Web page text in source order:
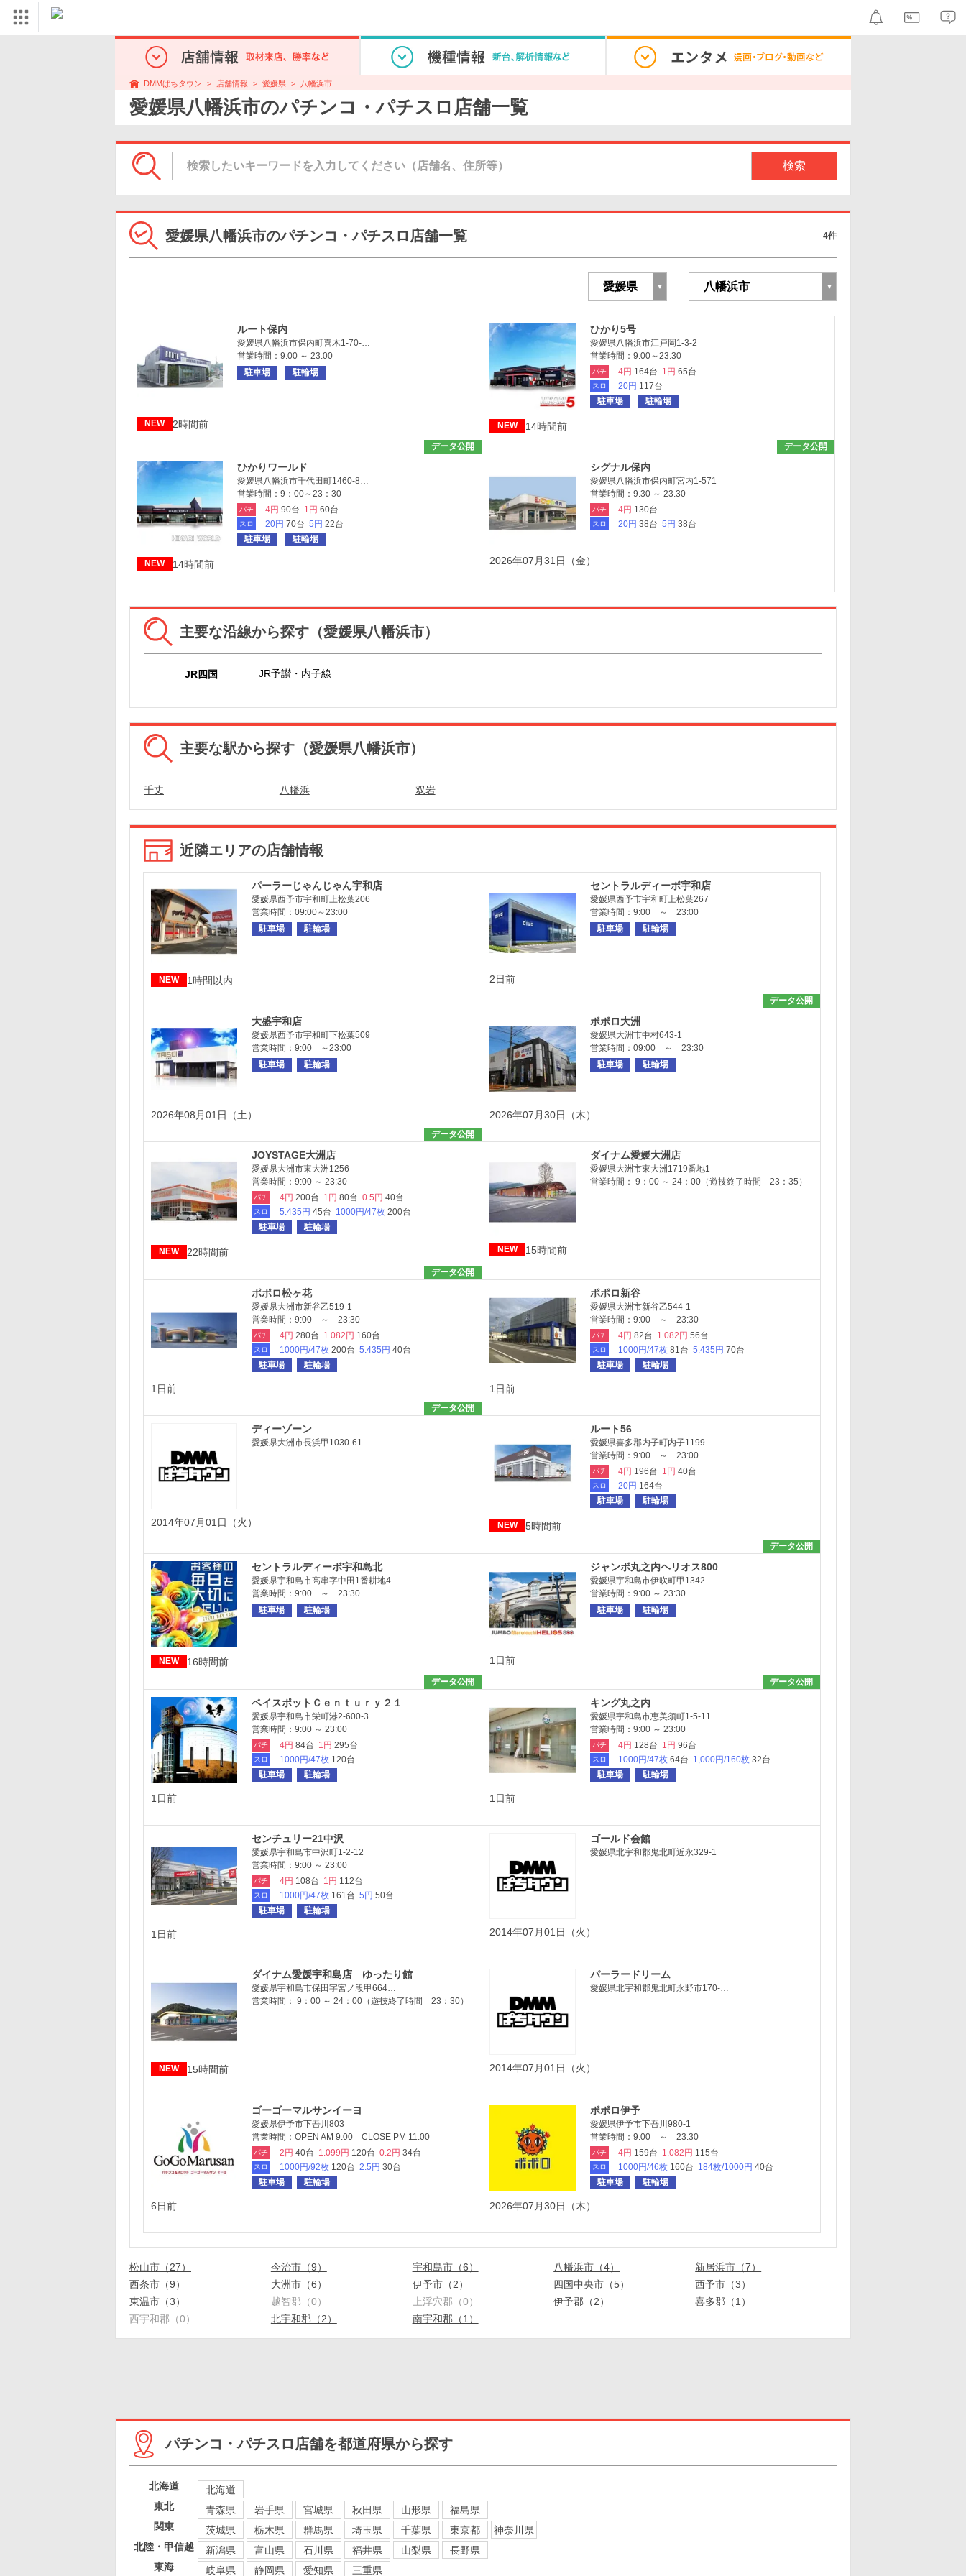
DMMぱちタウン 店舗情報 愛媛県 八幡浜市
愛媛県八幡浜市のパチンコ・パチスロ店舗一覧
検索
愛媛県八幡浜市のパチンコ・パチスロ店舗一覧 4件
ルート保内
愛媛県八幡浜市保内町喜木1-70-…
営業時間：9:00 ～ 23:00
駐車場
駐輪場
NEW 2時間前
データ公開
ひかり5号
愛媛県八幡浜市江戸岡1-3-2
営業時間：9:00～23:30
パチ 4円 164台 1円 65台
スロ 20円 117台
駐車場
駐輪場
NEW 14時間前
データ公開
ひかりワールド
愛媛県八幡浜市千代田町1460-8…
営業時間：9：00～23：30
パチ 4円 90台 1円 60台
スロ 20円 70台 5円 22台
駐車場
駐輪場
NEW 14時間前
シグナル保内
愛媛県八幡浜市保内町宮内1-571
営業時間：9:30 ～ 23:30
パチ 4円 130台
スロ 20円 38台 5円 38台
2026年07月31日（金）
主要な沿線から探す（愛媛県八幡浜市）
JR四国 JR予讃・内子線
主要な駅から探す（愛媛県八幡浜市）
千丈 八幡浜 双岩
近隣エリアの店舗情報
パーラーじゃんじゃん宇和店
愛媛県西予市宇和町上松葉206
営業時間：09:00～23:00
駐車場
駐輪場
NEW 1時間以内
セントラルディーボ宇和店
愛媛県西予市宇和町上松葉267
営業時間：9:00 ～ 23:00
駐車場
駐輪場
2日前
データ公開
大盛宇和店
愛媛県西予市宇和町下松葉509
営業時間：9:00 ～23:00
駐車場
駐輪場
2026年08月01日（土）
データ公開
ポポロ大洲
愛媛県大洲市中村643-1
営業時間：09:00 ～ 23:30
駐車場
駐輪場
2026年07月30日（木）
JOYSTAGE大洲店
愛媛県大洲市東大洲1256
営業時間：9:00 ～ 23:30
パチ 4円 200台 1円 80台 0.5円 40台
スロ 5.435円 45台 1000円/47枚 200台
駐車場
駐輪場
NEW 22時間前
データ公開
ダイナム愛媛大洲店
愛媛県大洲市東大洲1719番地1
営業時間： 9：00 ～ 24：00（遊技終了時間 23：35）
NEW 15時間前
ポポロ松ヶ花
愛媛県大洲市新谷乙519-1
営業時間：9:00 ～ 23:30
パチ 4円 280台 1.082円 160台
スロ 1000円/47枚 200台 5.435円 40台
駐車場
駐輪場
1日前
データ公開
ポポロ新谷
愛媛県大洲市新谷乙544-1
営業時間：9:00 ～ 23:30
パチ 4円 82台 1.082円 56台
スロ 1000円/47枚 81台 5.435円 70台
駐車場
駐輪場
1日前
ディーゾーン
愛媛県大洲市長浜甲1030-61
2014年07月01日（火）
ルート56
愛媛県喜多郡内子町内子1199
営業時間：9:00 ～ 23:00
パチ 4円 196台 1円 40台
スロ 20円 164台
駐車場
駐輪場
NEW 5時間前
データ公開
セントラルディーボ宇和島北
愛媛県宇和島市高串字中田1番耕地4…
営業時間：9:00 ～ 23:30
駐車場
駐輪場
NEW 16時間前
データ公開
ジャンボ丸之内ヘリオス800
愛媛県宇和島市伊吹町甲1342
営業時間：9:00 ～ 23:30
駐車場
駐輪場
1日前
データ公開
ベイスポットＣｅｎｔｕｒｙ２１
愛媛県宇和島市栄町港2-600-3
営業時間：9:00 ～ 23:00
パチ 4円 84台 1円 295台
スロ 1000円/47枚 120台
駐車場
駐輪場
1日前
キング丸之内
愛媛県宇和島市恵美須町1-5-11
営業時間：9:00 ～ 23:00
パチ 4円 128台 1円 96台
スロ 1000円/47枚 64台 1,000円/160枚 32台
駐車場
駐輪場
1日前
センチュリー21中沢
愛媛県宇和島市中沢町1-2-12
営業時間：9:00 ～ 23:00
パチ 4円 108台 1円 112台
スロ 1000円/47枚 161台 5円 50台
駐車場
駐輪場
1日前
ゴールド会館
愛媛県北宇和郡鬼北町近永329-1
2014年07月01日（火）
ダイナム愛媛宇和島店 ゆったり館
愛媛県宇和島市保田字宮ノ段甲664…
営業時間： 9：00 ～ 24：00（遊技終了時間 23：30）
NEW 15時間前
パーラードリーム
愛媛県北宇和郡鬼北町永野市170-…
2014年07月01日（火）
ゴーゴーマルサンイーヨ
愛媛県伊予市下吾川803
営業時間：OPEN AM 9:00 CLOSE PM 11:00
パチ 2円 40台 1.099円 120台 0.2円 34台
スロ 1000円/92枚 120台 2.5円 30台
駐車場
駐輪場
6日前
ポポロ伊予
愛媛県伊予市下吾川980-1
営業時間：9:00 ～ 23:30
パチ 4円 159台 1.082円 115台
スロ 1000円/46枚 160台 184枚/1000円 40台
駐車場
駐輪場
2026年07月30日（木）
松山市（27） 今治市（9） 宇和島市（6） 八幡浜市（4）
新居浜市（7）
西条市（9）
大洲市（6） 伊予市（2） 四国中央市（5）
西予市（3）
東温市（3）
越智郡（0） 上浮穴郡（0） 伊予郡（2）
喜多郡（1）
西宇和郡（0）
北宇和郡（2） 南宇和郡（1）
パチンコ・パチスロ店舗を都道府県から探す
北海道
北海道
東北
青森県 岩手県 宮城県 秋田県 山形県
福島県
関東
茨城県 栃木県 群馬県 埼玉県 千葉県 東京都
神奈川県
北陸・甲信越
新潟県 富山県 石川県 福井県 山梨県
長野県
東海
岐阜県 静岡県 愛知県 三重県